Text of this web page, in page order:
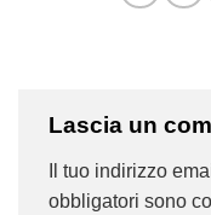
Lascia un
Il tuo indirizzo
obbligatori sono